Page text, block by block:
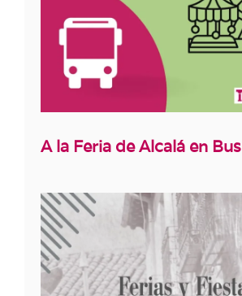
A la Feria de Alcalá en Bus